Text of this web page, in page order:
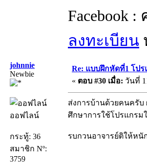
Facebook
ลงทะเบียน
johnnie
Newbie
ออฟไลน์
กระทู้: 36
สมาชิก Nº:
3759
Re: แบบฝึกหัดที่1 โปร
« ตอบ #30 เมื่อ: วันที่
ส่งการบ้านด้วยคนครับ
ศึกษาการใช้โปรแกรม
รบกวนอาจารย์ติให้หนั